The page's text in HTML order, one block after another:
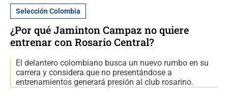
Selección Colombia
¿Por qué Jaminton Campaz no quiere
entrenar con Rosario Central?
El delantero colombiano busca un nuevo rumbo en su
carrera y considera que no presentándose a
entrenamientos generará presión al club rosarino.